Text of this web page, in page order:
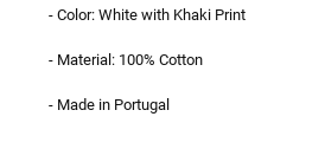
- Color: White with Khaki Print
- Material: 100% Cotton
- Made in Portugal